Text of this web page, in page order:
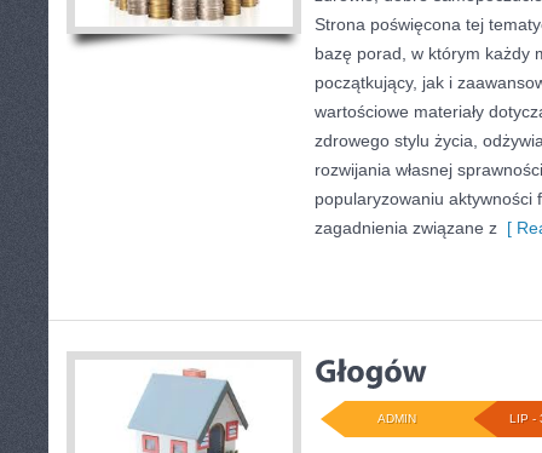
Strona poświęcona tej
bazę porad, w którym każdy
początkujący, jak i
wartościowe materiały
zdrowego stylu życia,
rozwijania własnej
popularyzowaniu aktywności
zagadnienia związane z [
LIP -
ADMIN